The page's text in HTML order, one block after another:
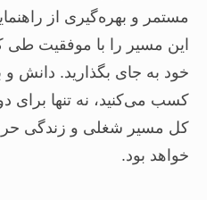
مستمر و بهره‌گیری از
این مسیر را با موفقیت طی
خود به جای بگذارید. دانش و
کسب می‌کنید، نه تنها برای
کل مسیر شغلی و زندگی
خواهد بود.